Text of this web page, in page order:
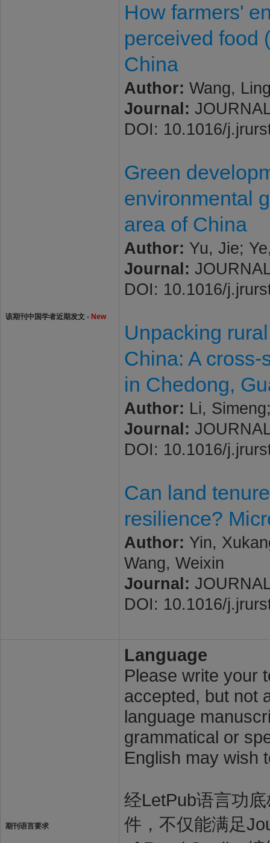
该期刊中国学者近期发文 - New
How farmers'
perceived food
China
Author: Wang,
Journal:
DOI: 10.1016/
Green
environmental
area of China
Author: Yu, Jie;
Journal:
DOI: 10.1016/
Unpacking
China: A
in Chedong,
Author: Li,
Journal:
DOI: 10.1016/
Can land
resilience?
Author: Yin,
Wang, Weixin
Journal:
DOI: 10.1016/
期刊语言要求
Language
Please write your
accepted, but not
language
grammatical or
English may wish
经LetPub语言功
件，不仅能满足